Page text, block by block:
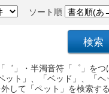
ソート順
゛」・半濁音符「゜」を
ット」、「ベッド」、「
外して「ペット」を検索